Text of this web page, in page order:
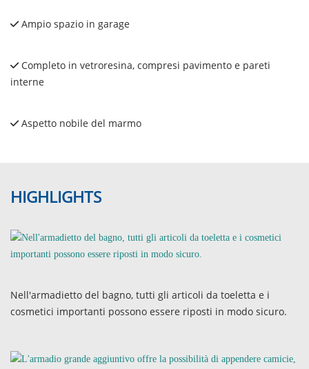
Ampio spazio in garage
Completo in vetroresina, compresi pavimento e pareti
interne
Aspetto nobile del marmo
HIGHLIGHTS
Nell'armadietto del bagno, tutti gli articoli da toeletta e i
cosmetici importanti possono essere riposti in modo sicuro.